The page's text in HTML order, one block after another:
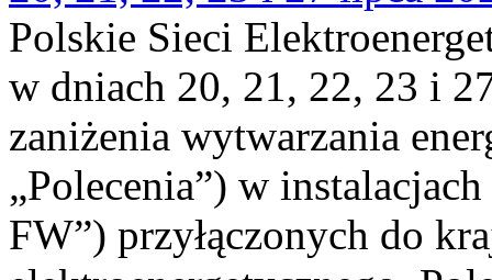
Polskie Sieci
w dniach 20, 21, 22, 23 i
zaniżenia wytwarzania
„Polecenia”) w
FW”) przyłączonych do